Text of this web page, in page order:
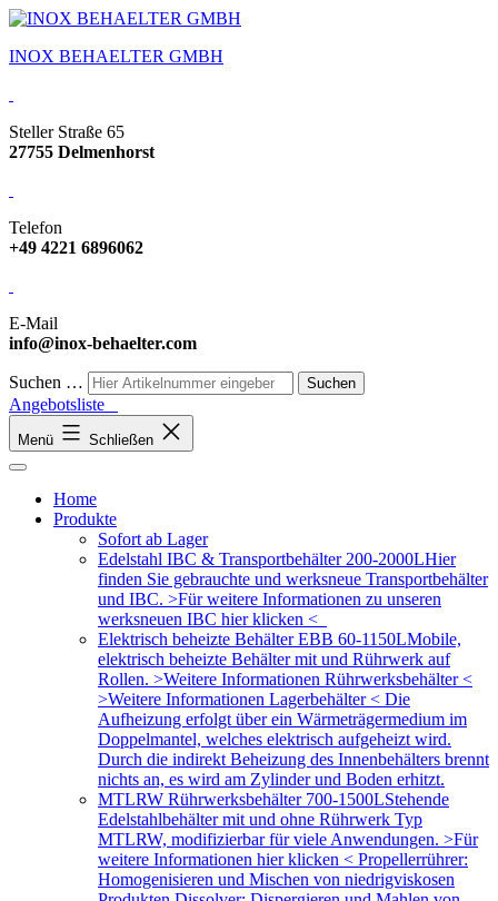
INOX BEHAELTER GMBH
Steller Straße 65
27755 Delmenhorst
Telefon
+49 4221 6896062
E-Mail
info@inox-behaelter.com
Suchen …
Angebotsliste
Menü Schließen
Home
Produkte
Sofort ab Lager
Edelstahl IBC & Transportbehälter 200-2000LHier
finden Sie gebrauchte und werksneue Transportbehälter
und IBC. >Für weitere Informationen zu unseren
werksneuen IBC hier klicken <
Elektrisch beheizte Behälter EBB 60-1150LMobile,
elektrisch beheizte Behälter mit und Rührwerk auf
Rollen. >Weitere Informationen Rührwerksbehälter <
>Weitere Informationen Lagerbehälter < Die
Aufheizung erfolgt über ein Wärmeträgermedium im
Doppelmantel, welches elektrisch aufgeheizt wird.
Durch die indirekt Beheizung des Innenbehälters brennt
nichts an, es wird am Zylinder und Boden erhitzt.
MTLRW Rührwerksbehälter 700-1500LStehende
Edelstahlbehälter mit und ohne Rührwerk Typ
MTLRW, modifizierbar für viele Anwendungen. >Für
weitere Informationen hier klicken < Propellerrührer:
Homogenisieren und Mischen von niedrigviskosen